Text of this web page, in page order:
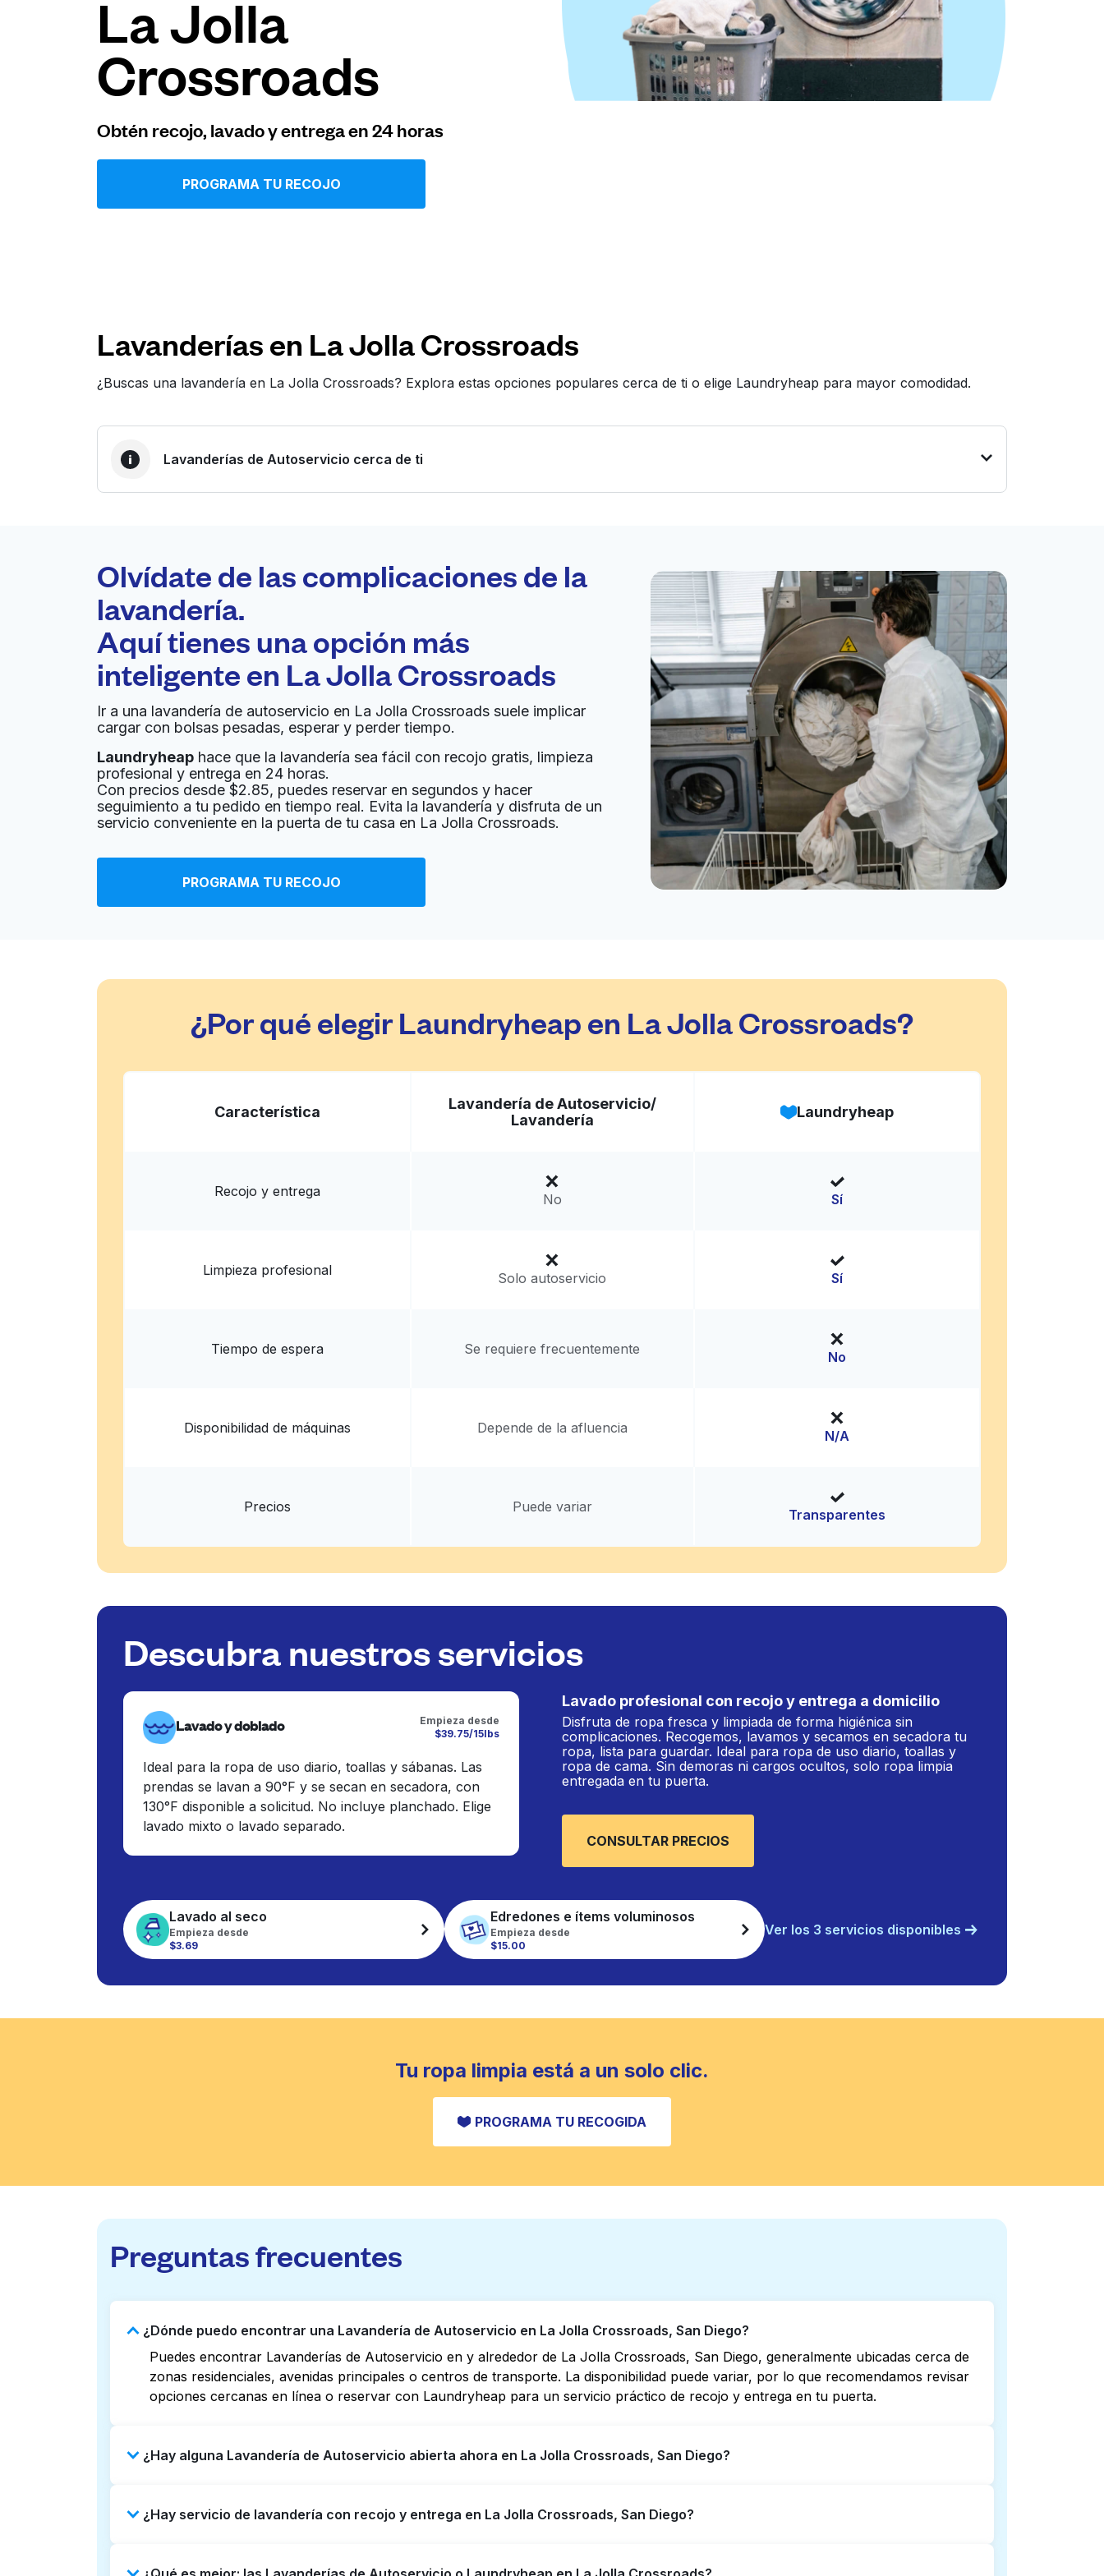
Iniciar sesión
Descarga nuestra app
La Jolla
Crossroads
Obtén recojo, lavado y entrega en 24 horas
PROGRAMA TU RECOJO
Lavanderías en La Jolla Crossroads
¿Buscas una lavandería en La Jolla Crossroads? Explora estas opciones populares cerca de ti o elige Laundryheap para mayor comodidad.
Lavanderías de Autoservicio cerca de ti
Recojo y entrega a en la
puerta de casa
Abierto 24/7
U-City Coin Wash
4027 Governor Dr, San Diego, CA 92122, United States
? min
Calcular la distancia
Mostrar número
desconocido
Fairlane Cleaners Ir al sitio web
Entrega a domicilio:
Calcular la distancia
Entrega a domicilio:
San Diego Suds Ir al sitio web
Olvídate de las complicaciones de la
lavandería.
Aquí tienes una opción más
inteligente en La Jolla Crossroads
Ir a una lavandería de autoservicio en La Jolla Crossroads suele implicar
cargar con bolsas pesadas, esperar y perder tiempo.
Laundryheap hace que la lavandería sea fácil con recojo gratis, limpieza
profesional y entrega en 24 horas.
Con precios desde $2.85, puedes reservar en segundos y hacer
seguimiento a tu pedido en tiempo real. Evita la lavandería y disfruta de un
servicio conveniente en la puerta de tu casa en La Jolla Crossroads.
PROGRAMA TU RECOJO
¿Por qué elegir Laundryheap en La Jolla Crossroads?
Característica
Lavandería de Autoservicio/
Lavandería
Laundryheap
Recojo y entrega No Sí
Limpieza profesional Solo autoservicio Sí
Tiempo de espera Se requiere frecuentemente No
Disponibilidad de máquinas Depende de la afluencia N/A
Precios Puede variar Transparentes
Descubra nuestros servicios
Lavado y doblado
Empieza desde
$39.75/15lbs
Ideal para la ropa de uso diario, toallas y sábanas. Las
prendas se lavan a 90°F y se secan en secadora, con
130°F disponible a solicitud. No incluye planchado. Elige
lavado mixto o lavado separado.
Lavado profesional con recojo y entrega a domicilio
Disfruta de ropa fresca y limpiada de forma higiénica sin
complicaciones. Recogemos, lavamos y secamos en secadora tu
ropa, lista para guardar. Ideal para ropa de uso diario, toallas y
ropa de cama. Sin demoras ni cargos ocultos, solo ropa limpia
entregada en tu puerta.
CONSULTAR PRECIOS
Lavado al seco
Empieza desde
$3.69
Edredones e ítems voluminosos
Empieza desde
$15.00
Ver los 3 servicios disponibles
Tu ropa limpia está a un solo clic.
PROGRAMA TU RECOGIDA
Preguntas frecuentes
¿Dónde puedo encontrar una Lavandería de Autoservicio en La Jolla Crossroads, San Diego?
Puedes encontrar Lavanderías de Autoservicio en y alrededor de La Jolla Crossroads, San Diego, generalmente ubicadas cerca de
zonas residenciales, avenidas principales o centros de transporte. La disponibilidad puede variar, por lo que recomendamos revisar
opciones cercanas en línea o reservar con Laundryheap para un servicio práctico de recojo y entrega en tu puerta.
¿Hay alguna Lavandería de Autoservicio abierta ahora en La Jolla Crossroads, San Diego?
Revisar listados o mapas en línea puede ayudarte a encontrar rápidamente la ubicación abierta más cercana. Como alternativa,
¿Hay servicio de lavandería con recojo y entrega en La Jolla Crossroads, San Diego?